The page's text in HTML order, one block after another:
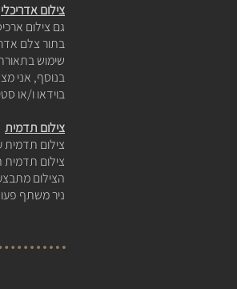
צילום אדריכלי
גם צילום
בתורצלם
שימוש
בנוסף, אני
בוידאו ו/או
צילום תדמית
צילום תדמית
צילום תדמית
הצילום
ניר משתף